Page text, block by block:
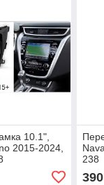
10.1",
2015-2024,
238
390